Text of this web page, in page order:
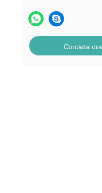
Contatta ora